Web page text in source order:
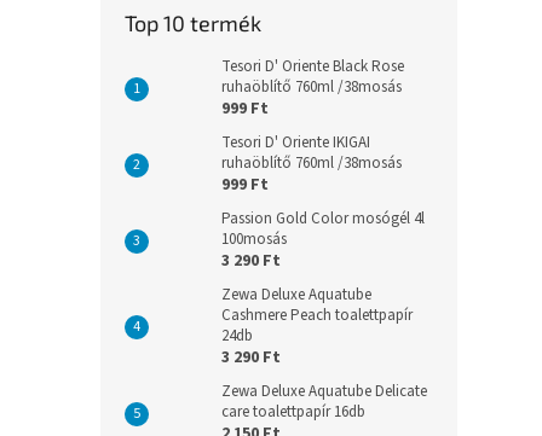
Top 10 termék
Tesori D' Oriente Black Rose
ruhaöblítő 760ml /38mosás
999 Ft
Tesori D' Oriente IKIGAI
ruhaöblítő 760ml /38mosás
999 Ft
Passion Gold Color mosógél 4l
100mosás
3 290 Ft
Zewa Deluxe Aquatube
Cashmere Peach toalettpapír
24db
3 290 Ft
Zewa Deluxe Aquatube Delicate
care toalettpapír 16db